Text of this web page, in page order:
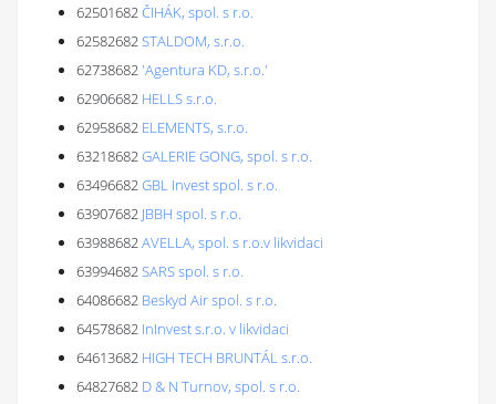
62501682ČIHÁK, spol. s r.o.
62582682STALDOM, s.r.o.
62738682'Agentura KD, s.r.o.'
62906682 HELLS s.r.o.
62958682 ELEMENTS, s.r.o.
63218682GALERIE GONG, spol. s r.o.
63496682GBL Invest spol. s r.o.
63907682 JBBH spol. s r.o.
63988682AVELLA, spol. s r.o.v likvidaci
63994682SARS spol. s r.o.
64086682 Beskyd Air spol. s r.o.
64578682 InInvest s.r.o. v likvidaci
64613682 HIGH TECH BRUNTÁL s.r.o.
64827682 D & N Turnov, spol. s r.o.